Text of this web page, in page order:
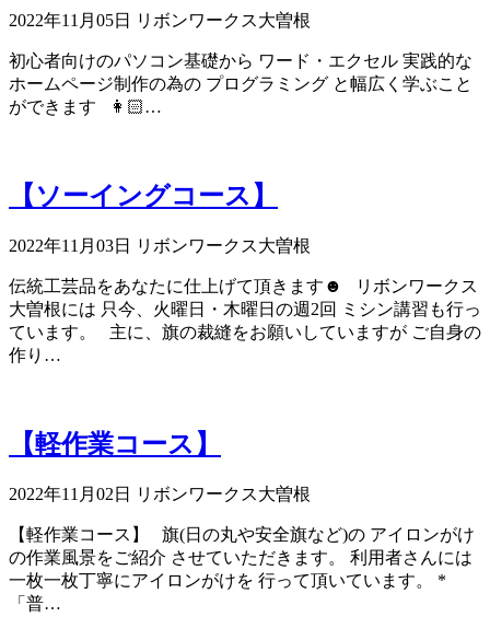
2022年11月05日 リボンワークス大曽根
初心者向けのパソコン基礎から ワード・エクセル 実践的な
ホームページ制作の為の プログラミング と幅広く学ぶこと
ができます 👩🏻‍…
【ソーイングコース】
2022年11月03日 リボンワークス大曽根
伝統工芸品をあなたに仕上げて頂きます☻ リボンワークス
大曽根には 只今、火曜日・木曜日の週2回 ミシン講習も行っ
ています。 主に、旗の裁縫をお願いしていますが ご自身の
作り…
【軽作業コース】
2022年11月02日 リボンワークス大曽根
【軽作業コース】 旗(日の丸や安全旗など)の アイロンがけ
の作業風景をご紹介 させていただきます。 利用者さんには
一枚一枚丁寧にアイロンがけを 行って頂いています。 *
「普…